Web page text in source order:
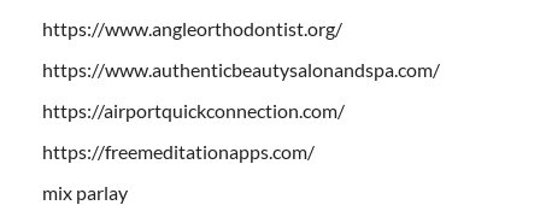
https://www.angleorthodontist.org/
https://www.authenticbeautysalonandspa.com/
https://airportquickconnection.com/
https://freemeditationapps.com/
mix parlay